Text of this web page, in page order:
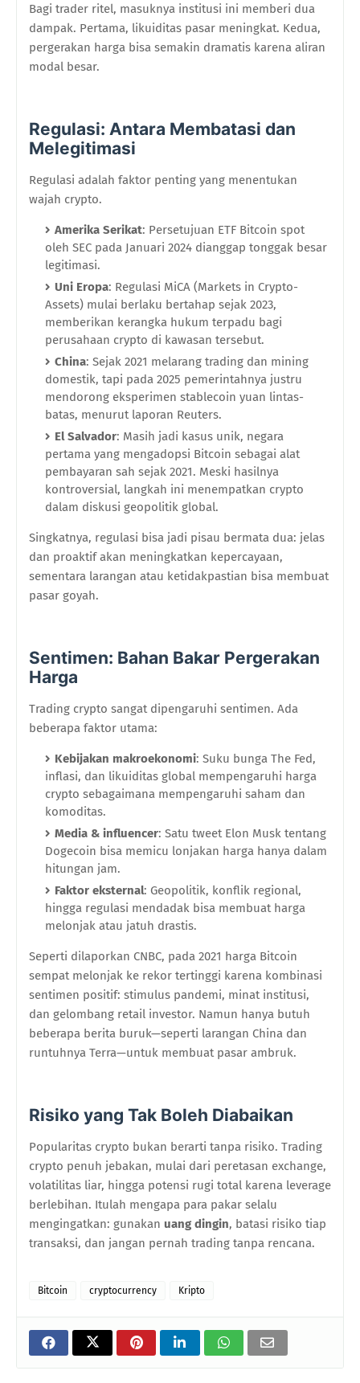
Bagi trader ritel, masuknya institusi ini memberi dua
dampak. Pertama, likuiditas pasar meningkat. Kedua,
pergerakan harga bisa semakin dramatis karena aliran
modal besar.
Regulasi: Antara Membatasi dan
Melegitimasi
Regulasi adalah faktor penting yang menentukan
wajah crypto.
Amerika Serikat: Persetujuan ETF Bitcoin spot
oleh SEC pada Januari 2024 dianggap tonggak besar
legitimasi.
Uni Eropa: Regulasi MiCA (Markets in Crypto-
Assets) mulai berlaku bertahap sejak 2023,
memberikan kerangka hukum terpadu bagi
perusahaan crypto di kawasan tersebut.
China: Sejak 2021 melarang trading dan mining
domestik, tapi pada 2025 pemerintahnya justru
mendorong eksperimen stablecoin yuan lintas-
batas, menurut laporan Reuters.
El Salvador: Masih jadi kasus unik, negara
pertama yang mengadopsi Bitcoin sebagai alat
pembayaran sah sejak 2021. Meski hasilnya
kontroversial, langkah ini menempatkan crypto
dalam diskusi geopolitik global.
Singkatnya, regulasi bisa jadi pisau bermata dua: jelas
dan proaktif akan meningkatkan kepercayaan,
sementara larangan atau ketidakpastian bisa membuat
pasar goyah.
Sentimen: Bahan Bakar Pergerakan
Harga
Trading crypto sangat dipengaruhi sentimen. Ada
beberapa faktor utama:
Kebijakan makroekonomi: Suku bunga The Fed,
inflasi, dan likuiditas global mempengaruhi harga
crypto sebagaimana mempengaruhi saham dan
komoditas.
Media & influencer: Satu tweet Elon Musk tentang
Dogecoin bisa memicu lonjakan harga hanya dalam
hitungan jam.
Faktor eksternal: Geopolitik, konflik regional,
hingga regulasi mendadak bisa membuat harga
melonjak atau jatuh drastis.
Seperti dilaporkan CNBC, pada 2021 harga Bitcoin
sempat melonjak ke rekor tertinggi karena kombinasi
sentimen positif: stimulus pandemi, minat institusi,
dan gelombang retail investor. Namun hanya butuh
beberapa berita buruk—seperti larangan China dan
runtuhnya Terra—untuk membuat pasar ambruk.
Risiko yang Tak Boleh Diabaikan
Popularitas crypto bukan berarti tanpa risiko. Trading
crypto penuh jebakan, mulai dari peretasan exchange,
volatilitas liar, hingga potensi rugi total karena leverage
berlebihan. Itulah mengapa para pakar selalu
mengingatkan: gunakan uang dingin, batasi risiko tiap
transaksi, dan jangan pernah trading tanpa rencana.
Bitcoin cryptocurrency Kripto